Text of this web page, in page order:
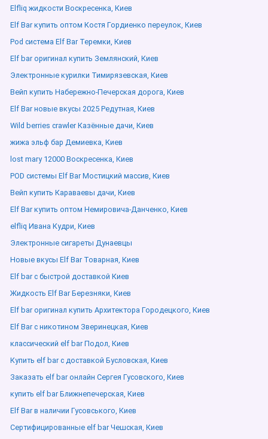
Elfliq жидкости Воскресенка, Киев
Elf Bar купить оптом Костя Гордиенко переулок, Киев
Pod система Elf Bar Теремки, Киев
Elf bar оригинал купить Землянский, Киев
Электронные курилки Тимирязевская, Киев
Вейп купить Набережно-Печерская дорога, Киев
Elf Bar новые вкусы 2025 Редутная, Киев
Wild berries crawler Казённые дачи, Киев
жижа эльф бар Демиевка, Киев
lost mary 12000 Воскресенка, Киев
POD системы Elf Bar Мостицкий массив, Киев
Вейп купить Караваевы дачи, Киев
Elf Bar купить оптом Немировича-Данченко, Киев
elfliq Ивана Кудри, Киев
Электронные сигареты Дунаевцы
Новые вкусы Elf Bar Товарная, Киев
Elf bar с быстрой доставкой Киев
Жидкость Elf Bar Березняки, Киев
Elf bar оригинал купить Архитектора Городецкого, Киев
Elf Bar с никотином Зверинецкая, Киев
классический elf bar Подол, Киев
Купить elf bar с доставкой Бусловская, Киев
Заказать elf bar онлайн Сергея Гусовского, Киев
купить elf bar Ближнепечерская, Киев
Elf Bar в наличии Гусовського, Киев
Сертифицированные elf bar Чешская, Киев